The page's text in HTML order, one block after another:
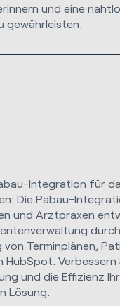
und eine
gewährleisten.
Integration für
Die Pabau-
und Arztpraxen
von Terminplänen,
HubSpot. Verbessern
und die Effizienz
Lösung.